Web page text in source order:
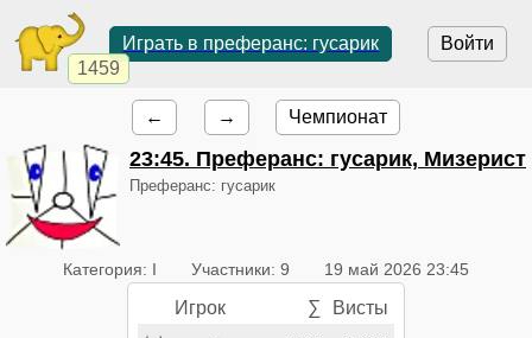
1459
Войти
Играть в преферанс: гусарик
← → Чемпионат
23:45. Преферанс: гусарик, Мизерист
Преферанс: гусарик
Категория: I Участники: 9 19 май 2026 23:45
Игрок ∑ Висты